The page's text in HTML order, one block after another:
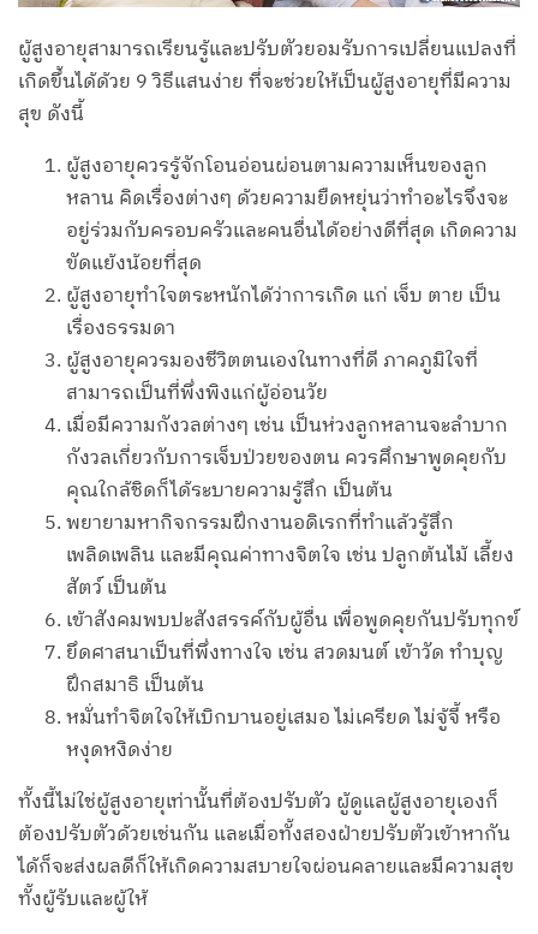
ผู้สูงอายุสามารถเรียนรู้และปรับตัวยอมรับการเปลี่ยนแปลงที่
เกิดขึ้นได้ด้วย 9 วิธีแสนง่าย ที่จะช่วยให้เป็นผู้สูงอายุที่มีความ
สุข ดังนี้
ผู้สูงอายุควรรู้จักโอนอ่อนผ่อนตามความเห็นของลูก
หลาน คิดเรื่องต่างๆ ด้วยความยืดหยุ่นว่าทำอะไรจึงจะ
อยู่ร่วมกับครอบครัวและคนอื่นได้อย่างดีที่สุด เกิดความ
ขัดแย้งน้อยที่สุด
ผู้สูงอายุทำใจตระหนักได้ว่าการเกิด แก่ เจ็บ ตาย เป็น
เรื่องธรรมดา
ผู้สูงอายุควรมองชีวิตตนเองในทางที่ดี ภาคภูมิใจที่
สามารถเป็นที่พึ่งพิงแก่ผู้อ่อนวัย
เมื่อมีความกังวลต่างๆ เช่น เป็นห่วงลูกหลานจะลำบาก
กังวลเกี่ยวกับการเจ็บป่วยของตน ควรศึกษาพูดคุยกับ
คุณใกล้ชิดก็ได้ระบายความรู้สึก เป็นต้น
พยายามหากิจกรรมฝึกงานอดิเรกที่ทำแล้วรู้สึก
เพลิดเพลิน และมีคุณค่าทางจิตใจ เช่น ปลูกต้นไม้ เลี้ยง
สัตว์ เป็นต้น
เข้าสังคมพบปะสังสรรค์กับผู้อื่น เพื่อพูดคุยกันปรับทุกข์
ยึดศาสนาเป็นที่พึ่งทางใจ เช่น สวดมนต์ เข้าวัด ทำบุญ
ฝึกสมาธิ เป็นต้น
หมั่นทำจิตใจให้เบิกบานอยู่เสมอ ไม่เครียด ไม่จู้จี้ หรือ
หงุดหงิดง่าย
ทั้งนี้ไม่ใช่ผู้สูงอายุเท่านั้นที่ต้องปรับตัว ผู้ดูแลผู้สูงอายุเองก็
ต้องปรับตัวด้วยเช่นกัน และเมื่อทั้งสองฝ่ายปรับตัวเข้าหากัน
ได้ก็จะส่งผลดีก็ให้เกิดความสบายใจผ่อนคลายและมีความสุข
ทั้งผู้รับและผู้ให้